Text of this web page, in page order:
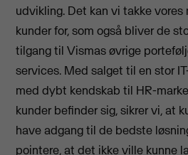
udvikling. Det kan vi takke
kunder for, som også bliver de
tilgang til Vismas øvrige
services. Med salget til en stor
med dybt kendskab til HR-
kunder befinder sig, sikrer vi, at
have adgang til de bedste
pointere, at det ikke ville kunne